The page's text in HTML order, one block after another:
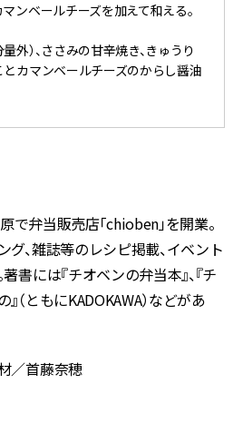
ンベールチーズを加えて和える。
外）、ささみの甘辛焼き、きゅうり
とカマンベールチーズのからし醤油
で弁当販売店「chioben」を開業。
、雑誌等のレシピ掲載、イベント
書には『チオベンの弁当本』、『チ
（ともにKADOKAWA）などがあ
／首藤奈穂